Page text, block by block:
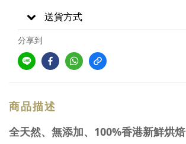
送貨方式
分享到
商品描述
全天然、無添加、100%香港新鮮烘焙